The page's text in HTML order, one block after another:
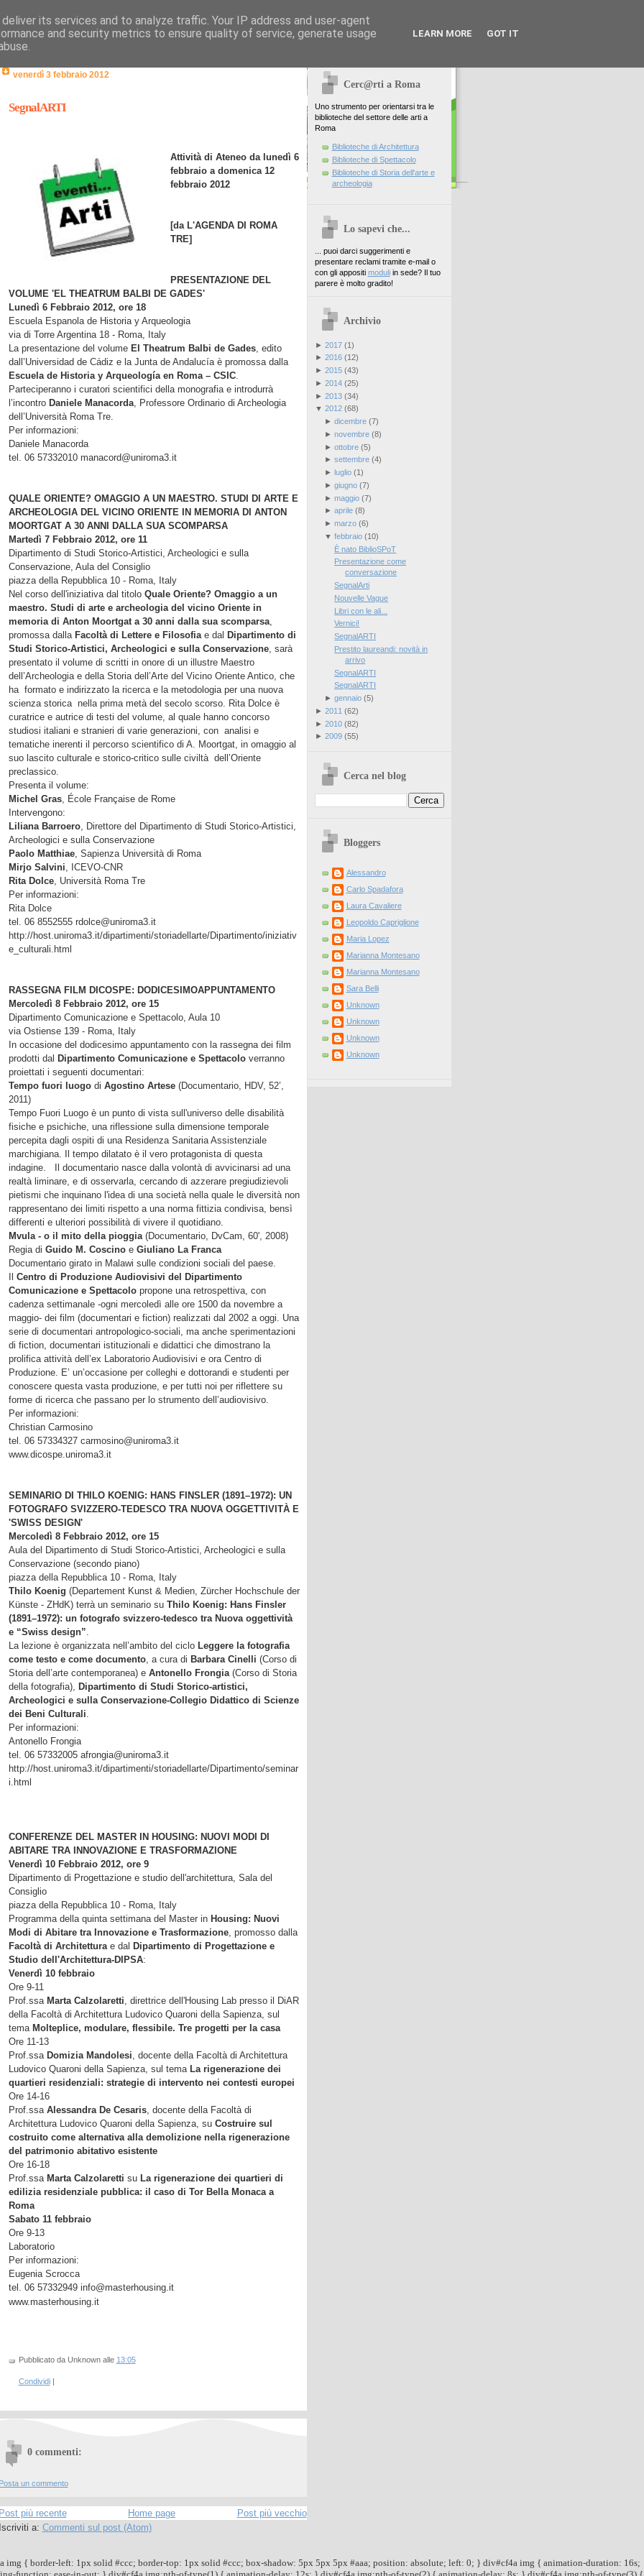
venerdì 3 febbraio 2012
SegnalARTI
Attività di Ateneo da lunedì 6
febbraio a domenica 12
febbraio 2012
[da L'AGENDA DI ROMA
TRE]
PRESENTAZIONE DEL
VOLUME 'EL THEATRUM BALBI DE GADES'
Lunedì 6 Febbraio 2012, ore 18
Escuela Espanola de Historia y Arqueologia
via di Torre Argentina 18 - Roma, Italy
La presentazione del volume El Theatrum Balbi de Gades, edito
dall’Universidad de Cádiz e la Junta de Andalucía è promossa dalla
Escuela de Historia y Arqueología en Roma – CSIC.
Parteciperanno i curatori scientifici della monografia e introdurrà
l’incontro Daniele Manacorda, Professore Ordinario di Archeologia
dell’Università Roma Tre.
Per informazioni:
Daniele Manacorda
tel. 06 57332010 manacord@uniroma3.it
QUALE ORIENTE? OMAGGIO A UN MAESTRO. STUDI DI ARTE E
ARCHEOLOGIA DEL VICINO ORIENTE IN MEMORIA DI ANTON
MOORTGAT A 30 ANNI DALLA SUA SCOMPARSA
Martedì 7 Febbraio 2012, ore 11
Dipartimento di Studi Storico-Artistici, Archeologici e sulla
Conservazione, Aula del Consiglio
piazza della Repubblica 10 - Roma, Italy
Nel corso dell'iniziativa dal titolo Quale Oriente? Omaggio a un
maestro. Studi di arte e archeologia del vicino Oriente in
memoria di Anton Moortgat a 30 anni dalla sua scomparsa,
promossa dalla Facoltà di Lettere e Filosofia e dal Dipartimento di
Studi Storico-Artistici, Archeologici e sulla Conservazione, sarà
presentato il volume di scritti in onore di un illustre Maestro
dell’Archeologia e della Storia dell’Arte del Vicino Oriente Antico, che
ha formato e indirizzato la ricerca e la metodologia per una nuova
scienza storica nella prima metà del secolo scorso. Rita Dolce è
curatrice e autrice di testi del volume, al quale hanno concorso
studiosi italiani e stranieri di varie generazioni, con analisi e
tematiche inerenti il percorso scientifico di A. Moortgat, in omaggio al
suo lascito culturale e storico-critico sulle civiltà dell’Oriente
preclassico.
Presenta il volume:
Michel Gras, École Française de Rome
Intervengono:
Liliana Barroero, Direttore del Dipartimento di Studi Storico-Artistici,
Archeologici e sulla Conservazione
Paolo Matthiae, Sapienza Università di Roma
Mirjo Salvini , ICEVO-CNR
Rita Dolce, Università Roma Tre
Per informazioni:
Rita Dolce
tel. 06 8552555 rdolce@uniroma3.it
http://host.uniroma3.it/dipartimenti/storiadellarte/Dipartimento/iniziativ
e_culturali.html
RASSEGNA FILM DICOSPE: DODICESIMOAPPUNTAMENTO
Mercoledì 8 Febbraio 2012, ore 15
Dipartimento Comunicazione e Spettacolo, Aula 10
via Ostiense 139 - Roma, Italy
In occasione del dodicesimo appuntamento con la rassegna dei film
prodotti dal Dipartimento Comunicazione e Spettacoloverranno
proiettati i seguenti documentari:
Tempo fuori luogo di Agostino Artese(Documentario, HDV, 52’
2011)
Tempo Fuori Luogo è un punto di vista sull'universo delle disabilità
fisiche e psichiche, una riflessione sulla dimensione temporale
percepita dagli ospiti di una Residenza Sanitaria Assistenziale
marchigiana. Il tempo dilatato è il vero protagonista di questa
indagine. Il documentario nasce dalla volontà di avvicinarsi ad una
realtà liminare, e di osservarla, cercando di azzerare pregiudizievoli
pietismi che inquinano l'idea di una società nella quale le diversità non
rappresentano dei limiti rispetto a una norma fittizia condivisa, bensì
differenti e ulteriori possibilità di vivere il quotidiano.
Mvula - o il mito della pioggia (Documentario, DvCam, 60', 2008)
Regia di Guido M. Coscino e Giuliano La Franca
Documentario girato in Malawi sulle condizioni sociali del paese.
Il Centro di Produzione Audiovisivi del Dipartimento
Comunicazione e Spettacolopropone una retrospettiva, con
cadenza settimanale -ogni mercoledì alle ore 1500 da novembre a
maggio- dei film (documentari e fiction) realizzati dal 2002 aoggi. Una
serie di documentari antropologico-sociali, ma anche sperimentazioni
di fiction, documentari istituzionali e didattici che dimostrano la
prolifica attività dell’ex Laboratorio Audiovisivi e ora Centro di
Produzione. E’ un’occasione per colleghi e dottorandi e studenti per
conoscere questa vasta produzione, e per tutti noi per riflettere su
forme di ricerca che passano per lo strumento dell’audiovisivo.
Per informazioni:
Christian Carmosino
tel. 06 57334327 carmosino@uniroma3.it
www.dicospe.uniroma3.it
SEMINARIO DI THILO KOENIG: HANS FINSLER (1891–1972): UN
FOTOGRAFO SVIZZERO-TEDESCO TRA NUOVA OGGETTIVITÀ E
'SWISS DESIGN'
Mercoledì 8 Febbraio 2012, ore 15
Aula del Dipartimento di Studi Storico-Artistici, Archeologici e sulla
Conservazione (secondo piano)
piazza della Repubblica 10 - Roma, Italy
Thilo Koenig (Departement Kunst & Medien, Zürcher Hochschule der
Künste - ZHdK) terrà un seminario su Thilo Koenig: Hans Finsler
(1891–1972): un fotografo svizzero-tedesco tra Nuova oggettività
e “Swiss design”
La lezione è organizzata nell’ambito del ciclo Leggere la fotografia
come testo e come documento, a cura di Barbara Cinelli (Corso di
Storia dell’arte contemporanea) e Antonello Frongia(Corso di Storia
della fotografia), Dipartimento di Studi Storico-artistici,
Archeologici e sulla Conservazione-Collegio Didattico di Scienze
dei Beni Culturali
Per informazioni:
Antonello Frongia
tel. 06 57332005 afrongia@uniroma3.it
http://host.uniroma3.it/dipartimenti/storiadellarte/Dipartimento/seminar
i.html
CONFERENZE DEL MASTER IN HOUSING: NUOVI MODI DI
ABITARE TRA INNOVAZIONE E TRASFORMAZIONE
Venerdì 10 Febbraio 2012, ore 9
Dipartimento di Progettazione e studio dell'architettura, Sala del
Consiglio
piazza della Repubblica 10 - Roma, Italy
Programma della quinta settimana del Master in Housing: Nuovi
Modi di Abitare tra Innovazione e Trasformazione, promosso dalla
Facoltà di Architettura e dal Dipartimento di Progettazione e
Studio dell'Architettura-DIPSA:
Venerdì 10 febbraio
Ore 9-11
Prof.ssa Marta Calzolaretti , direttrice dell'Housing Lab presso il DiAR
della Facoltà di Architettura Ludovico Quaroni della Sapienza, sul
tema Molteplice, modulare, flessibile. Tre progetti per la casa
Ore 11-13
Prof.ssa Domizia Mandolesi , docente della Facoltà di Architettura
Ludovico Quaroni della Sapienza, sul tema La rigenerazione dei
quartieri residenziali: strategie di intervento nei contesti europei
Ore 14-16
Prof.ssa Alessandra De Cesaris, docente della Facoltà di
Architettura Ludovico Quaroni della Sapienza, su Costruire sul
costruito come alternativa alla demolizione nella rigenerazione
del patrimonio abitativo esistente
Ore 16-18
Prof.ssa Marta Calzolaretti su La rigenerazione dei quartieri di
edilizia residenziale pubblica: il caso di Tor Bella Monaca a
Roma
Sabato 11 febbraio
Ore 9-13
Laboratorio
Per informazioni:
Eugenia Scrocca
tel. 06 57332949 info@masterhousing.it
www.masterhousing.it
Pubblicato da Unknown alle 13:05
Condividi
0 commenti:
Posta un commento
Post più recente Post più vecchio
Home page
Iscriviti a: Commenti sul post (Atom)
Cerc@rti a Roma
Uno strumento per orientarsi tra le
biblioteche del settore delle arti a
Roma
Biblioteche di Architettura
Biblioteche di Spettacolo
Biblioteche di Storia dell'arte e
archeologia
Lo sapevi che...
... puoi darci suggerimenti e
presentare reclami tramite e-mail o
con gli appositi moduliin sede? Il tuo
parere è molto gradito!
Archivio
► 2017(1)
► 2016(12)
► 2015(43)
► 2014(25)
► 2013(34)
▼ 2012(68)
► dicembre(7)
► novembre(8)
► ottobre(5)
► settembre(4)
► luglio(1)
► giugno(7)
► maggio(7)
► aprile(8)
► marzo(6)
▼ febbraio(10)
È nato BiblioSPoT
Presentazione come
conversazione
SegnalArti
Nouvelle Vague
Libri con le ali...
Vernici!
SegnalARTI
Prestito laureandi: novità in
arrivo
SegnalARTI
SegnalARTI
► gennaio(5)
► 2011 (62)
► 2010(82)
► 2009(55)
Cerca nel blog
Bloggers
Alessandro
Carlo Spadafora
Laura Cavaliere
Leopoldo Capriglione
Maria Lopez
Marianna Montesano
Marianna Montesano
Sara Belli
Unknown
Unknown
Unknown
Unknown
{ border-left: 1px solid #ccc; border-top: 1px solid #ccc; box-shadow: 5px 5px 5px #aaa; position: absolute; left: 0; } div#cf4a img { animation-duration: 16s;
function: ease-in-out; } div#cf4a img:nth-of-type(1) { animation-delay: 12s; } div#cf4a img:nth-of-type(2) { animation-delay: 8s; } div#cf4a img:nth-of-type(3) {
its services and to analyze traffic. Your IP address and user-agent
and security metrics to ensure quality of service, generate usage
LEARN MORE GOT IT